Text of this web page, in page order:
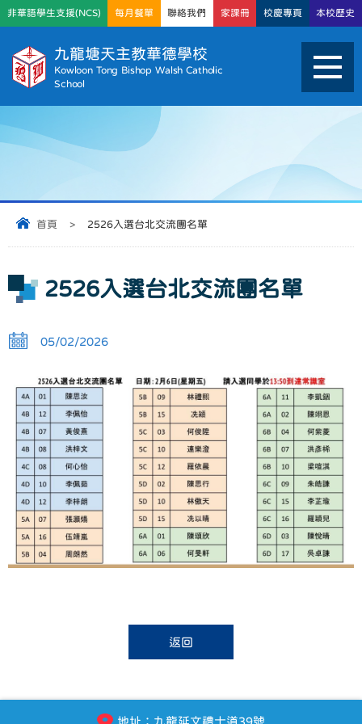
九龍塘天主教華德學校
Kowloon Tong Bishop Walsh Catholic
School
非華語學生支援(NCS) 每月餐單 聯絡我們 家課冊 校慶專頁 本校歷史
首頁 > 2526入選台北交流團名單
2526入選台北交流團名單
05/02/2026
返回
地址：九龍延文禮士道39號